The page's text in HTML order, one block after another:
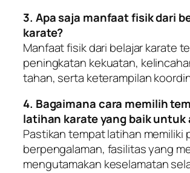
3. Apa saja manfaat fisik dari
karate?
Manfaat fisik dari belajar karate
peningkatan kekuatan,
tahan, serta keterampilan
4. Bagaimana cara memilih
latihan karate yang baik untuk
Pastikan tempat latihan memiliki
berpengalaman, fasilitas yang
mengutamakan keselamatan